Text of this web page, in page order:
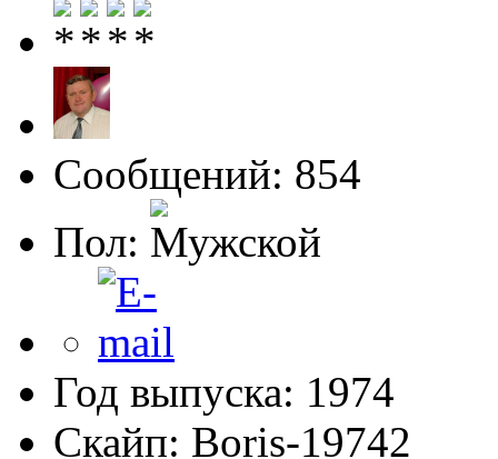
Сообщений: 854
Пол:
Год выпуска: 1974
Скайп: Boris-19742